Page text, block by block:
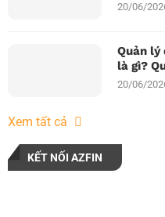
20/06/
Quản lý
là gì?
20/06/
Xem tất cả
KẾT NỐI AZFIN